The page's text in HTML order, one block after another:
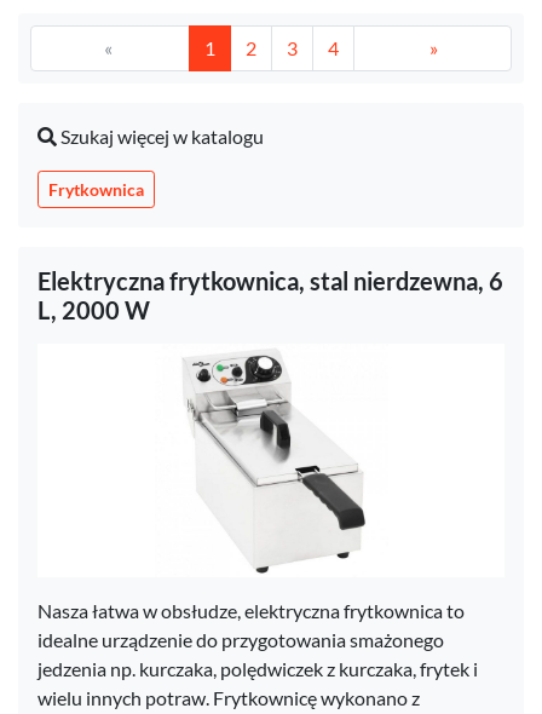
« 1 2 3 4 »
Szukaj więcej w katalogu
Frytkownica
Elektryczna frytkownica, stal nierdzewna, 6
L, 2000 W
Nasza łatwa w obsłudze, elektryczna frytkownica to
idealne urządzenie do przygotowania smażonego
jedzenia np. kurczaka, polędwiczek z kurczaka, frytek i
wielu innych potraw. Frytkownicę wykonano z